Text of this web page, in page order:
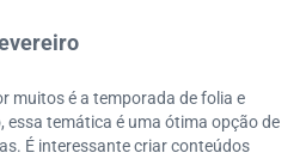
muitos é a temporada de folia e
essa temática é uma ótima opção de
É interessante criar conteúdos